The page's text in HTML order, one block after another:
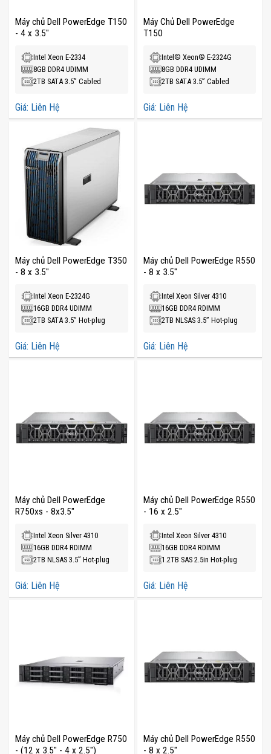
Máy chủ Dell PowerEdge T150
- 4 x 3.5"
Intel Xeon E-2334
8GB DDR4 UDIMM
2TB SATA 3.5” Cabled
Giá: Liên Hệ
Máy Chủ Dell PowerEdge
T150
Intel® Xeon® E-2324G
8GB DDR4 UDIMM
2TB SATA 3.5” Cabled
Giá: Liên Hệ
Máy chủ Dell PowerEdge T350
- 8 x 3.5"
Intel Xeon E-2324G
16GB DDR4 UDIMM
2TB SATA 3.5” Hot-plug
Giá: Liên Hệ
Máy chủ Dell PowerEdge R550
- 8 x 3.5"
Intel Xeon Silver 4310
16GB DDR4 RDIMM
2TB NLSAS 3.5” Hot-plug
Giá: Liên Hệ
Máy chủ Dell PowerEdge
R750xs - 8x3.5"
Intel Xeon Silver 4310
16GB DDR4 RDIMM
2TB NLSAS 3.5” Hot-plug
Giá: Liên Hệ
Máy chủ Dell PowerEdge R550
- 16 x 2.5"
Intel Xeon Silver 4310
16GB DDR4 RDIMM
1.2TB SAS 2.5in Hot-plug
Giá: Liên Hệ
Máy chủ Dell PowerEdge R750
- (12 x 3.5" - 4 x 2.5")
Máy chủ Dell PowerEdge R550
- 8 x 2.5"